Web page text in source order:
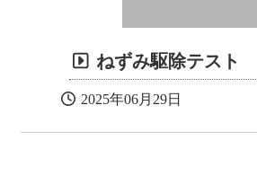
ねずみ駆除テスト
2025年06月29日